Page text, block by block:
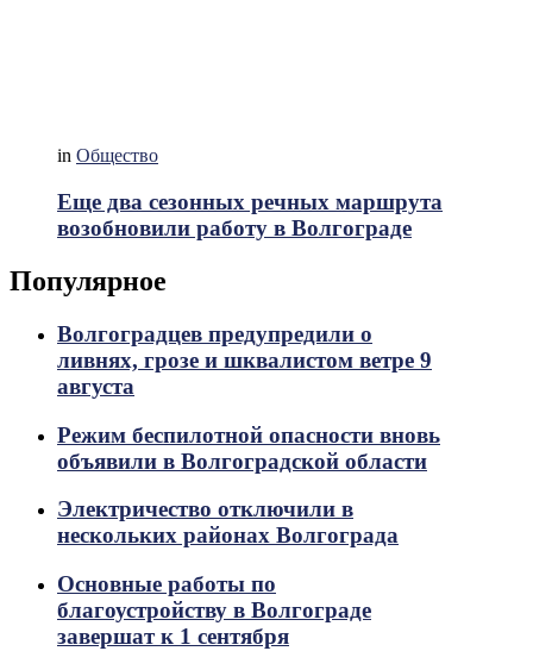
in Общество
Еще два сезонных речных маршрута
возобновили работу в Волгограде
Популярное
Волгоградцев предупредили о
ливнях, грозе и шквалистом ветре 9
августа
Режим беспилотной опасности вновь
объявили в Волгоградской области
Электричество отключили в
нескольких районах Волгограда
Основные работы по
благоустройству в Волгограде
завершат к 1 сентября